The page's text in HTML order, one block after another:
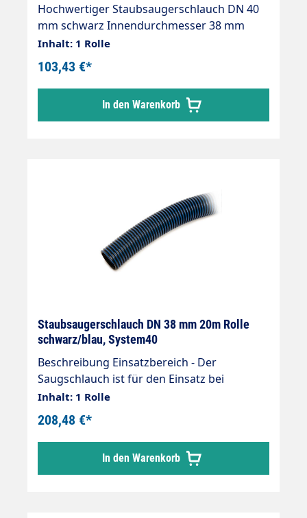
Hochwertiger Staubsaugerschlauch DN 40
mm schwarz Innendurchmesser 38 mm
Aussendurchmesser 47 mm Rollenware 20
Meter
Inhalt: 1 Rolle
103,43 €*
In den Warenkorb
Staubsaugerschlauch DN 38 mm 20m Rolle
schwarz/blau, System40
Beschreibung Einsatzbereich - Der
Saugschlauch ist für den Einsatz bei
Nasssaugern, Trockensaugern,
Gewerbesaugern und stationären
Saugeinrichtungen an Tankstellen,
Industrie, Gewerbe und
Zentralstaubsauganlagen geeignet.
Anwendung - Der Saugschlauch ist flexibel,
Inhalt: 1 Rolle
208,48 €*
In den Warenkorb